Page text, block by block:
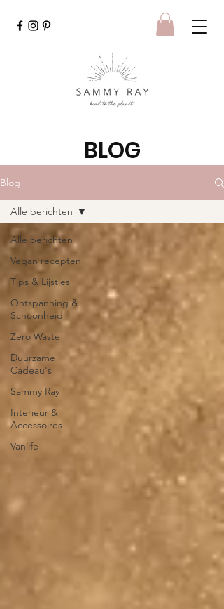
BLOG
Blog
Alle berichten
Vegan recepten
Tips & Lijstjes
Ontspanning &
Schoonheid
Zero Waste
Duurzame
Cadeau's
Sammy Ray
Interieur &
Accessoires
Vanlife
Alle berichten